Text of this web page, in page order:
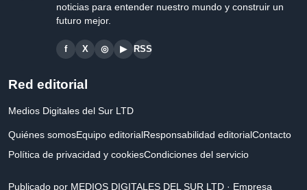
noticias para entender nuestro mundo y construir un
futuro mejor.
f X ◎ ▶ RSS
Red editorial
Medios Digitales del Sur LTD
Quiénes somosEquipo editorialResponsabilidad editorialContacto
Política de privacidad y cookiesCondiciones del servicio
Publicado por MEDIOS DIGITALES DEL SUR LTD · Empresa